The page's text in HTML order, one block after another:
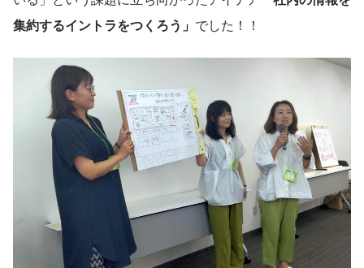
集約するイントラをつくろう」 でした！！